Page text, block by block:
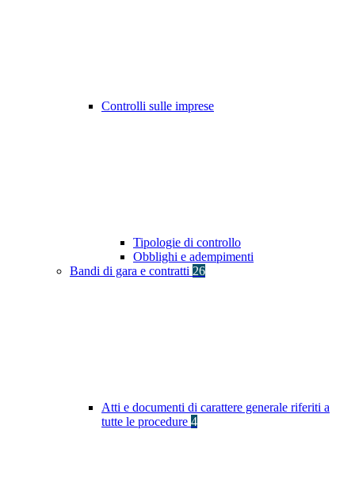
Controlli sulle imprese
Tipologie di controllo
Obblighi e adempimenti
Bandi di gara e contratti 26
Atti e documenti di carattere generale riferiti a
tutte le procedure 4